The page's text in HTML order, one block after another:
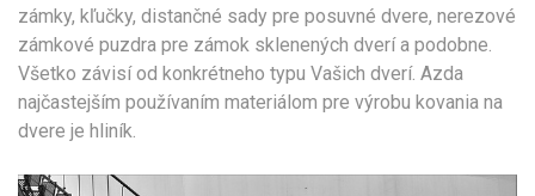
zámky, kľučky, distančné sady pre posuvné dvere, nerezové
zámkové puzdra pre zámok sklenených dverí a podobne.
Všetko závisí od konkrétneho typu Vašich dverí. Azda
najčastejším používaním materiálom pre výrobu kovania na
dvere je hliník.